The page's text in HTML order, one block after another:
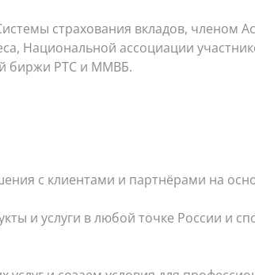
страхования вкладов, членом
Национальной ассоциации
биржи РТС и ММВБ.
с клиентами и партнёрами на
и услуги в любой точке России и